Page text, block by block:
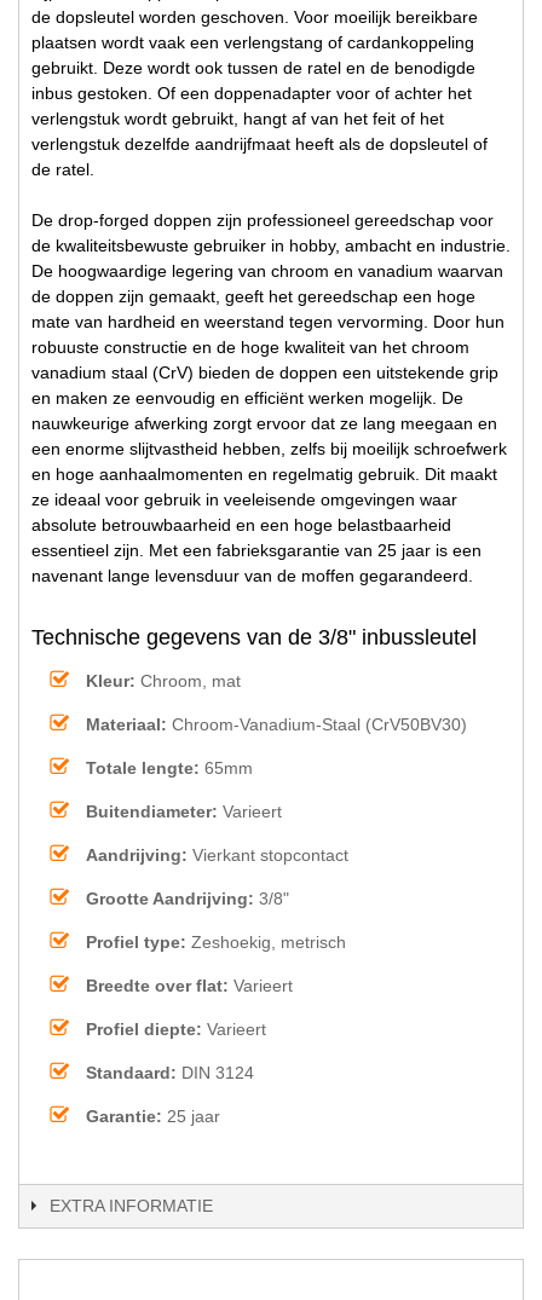
de dopsleutel worden geschoven. Voor moeilijk bereikbare
plaatsen wordt vaak een verlengstang of cardankoppeling
gebruikt. Deze wordt ook tussen de ratel en de benodigde
inbus gestoken. Of een doppenadapter voor of achter het
verlengstuk wordt gebruikt, hangt af van het feit of het
verlengstuk dezelfde aandrijfmaat heeft als de dopsleutel of
de ratel.
De drop-forged doppen zijn professioneel gereedschap voor
de kwaliteitsbewuste gebruiker in hobby, ambacht en industrie.
De hoogwaardige legering van chroom en vanadium waarvan
de doppen zijn gemaakt, geeft het gereedschap een hoge
mate van hardheid en weerstand tegen vervorming. Door hun
robuuste constructie en de hoge kwaliteit van het chroom
vanadium staal (CrV) bieden de doppen een uitstekende grip
en maken ze eenvoudig en efficiënt werken mogelijk. De
nauwkeurige afwerking zorgt ervoor dat ze lang meegaan en
een enorme slijtvastheid hebben, zelfs bij moeilijk schroefwerk
en hoge aanhaalmomenten en regelmatig gebruik. Dit maakt
ze ideaal voor gebruik in veeleisende omgevingen waar
absolute betrouwbaarheid en een hoge belastbaarheid
essentieel zijn. Met een fabrieksgarantie van 25 jaar is een
navenant lange levensduur van de moffen gegarandeerd.
Technische gegevens van de 3/8" inbussleutel
Kleur: Chroom, mat
Materiaal: Chroom-Vanadium-Staal (CrV50BV30)
Totale lengte: 65mm
Buitendiameter: Varieert
Aandrijving: Vierkant stopcontact
Grootte Aandrijving: 3/8"
Profiel type: Zeshoekig, metrisch
Breedte over flat: Varieert
Profiel diepte: Varieert
Standaard: DIN 3124
Garantie: 25 jaar
EXTRA INFORMATIE